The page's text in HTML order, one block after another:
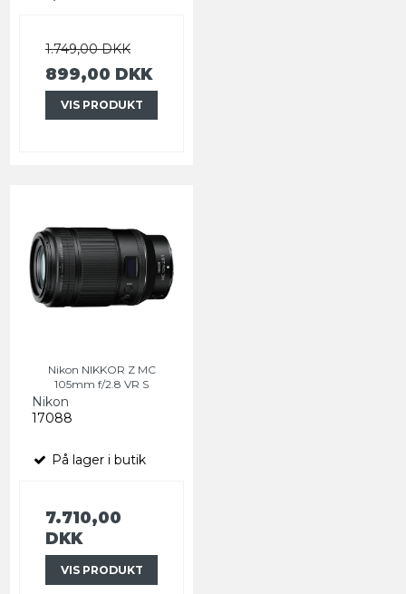
1.749,00 DKK
899,00 DKK
VIS PRODUKT
Nikon NIKKOR Z MC
105mm f/2.8 VR S
Nikon
17088
På lager i butik
7.710,00
DKK
VIS PRODUKT